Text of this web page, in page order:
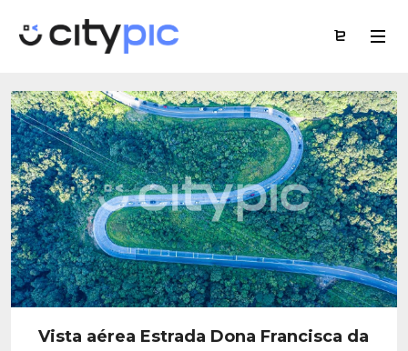
Vista aérea Estrada Dona Francisca da